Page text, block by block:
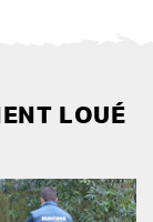
LOUÉ